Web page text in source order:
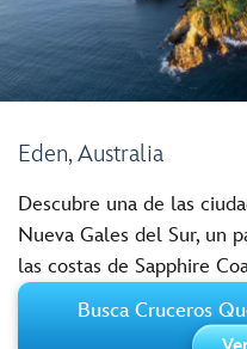
Eden, Australia
Descubre una de las
Nueva Gales del Sur, un
las costas de Sapphire
Busca Cruceros